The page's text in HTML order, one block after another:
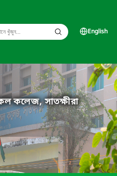
English
কলেজ, সাতক্ষীরা